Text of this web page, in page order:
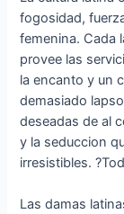
fogosidad,
femenina. Cada
provee las
la encanto y un
demasiado
deseadas de al
y la seduccion
irresistibles.
Las damas